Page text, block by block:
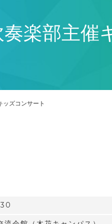
奏楽部主催
ッズコンサート